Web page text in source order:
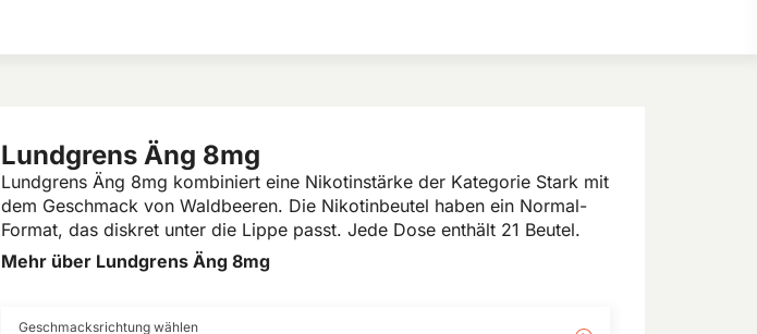
Lundgrens Äng 8mg
Lundgrens Äng 8mg kombiniert eine Nikotinstärke der Kategorie Stark mit
dem Geschmack von Waldbeeren. Die Nikotinbeutel haben ein Normal-
Format, das diskret unter die Lippe passt. Jede Dose enthält 21 Beutel.
Mehr über Lundgrens Äng 8mg
Geschmacksrichtung wählen